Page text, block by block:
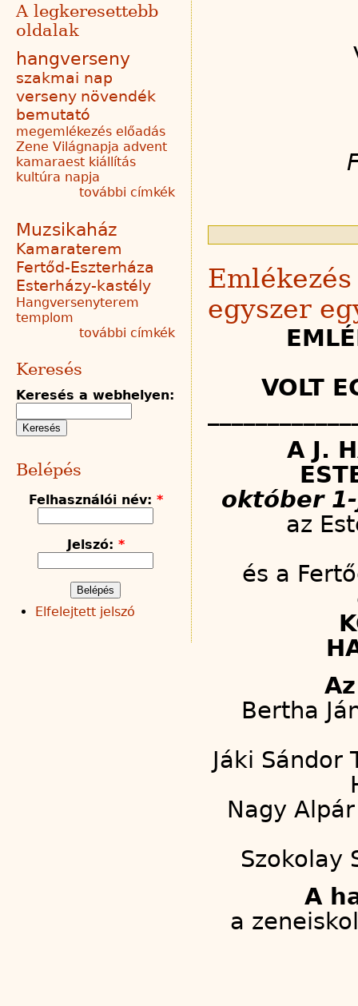
egyszer
VOLT
A J.
október
az
és a
Bertha
Jáki Sándor
Nagy
Szokolay
A
a
A legkeresettebb
oldalak
hangverseny
szakmai nap
verseny növendék
bemutató
megemlékezés előadás
Zene Világnapja advent
kamaraest kiállítás
kultúra napja
további címkék
Muzsikaház
Kamaraterem
Fertőd-Eszterháza
Esterházy-kastély
Hangversenyterem
templom
további címkék
Keresés
Keresés a webhelyen:
Belépés
Felhasználói név: *
Jelszó: *
Elfelejtett jelszó